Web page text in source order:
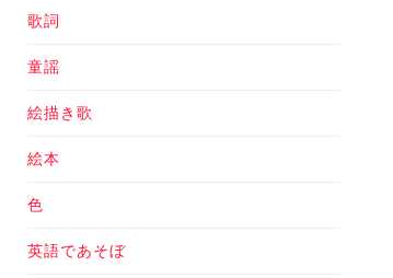
歌詞
童謡
絵描き歌
絵本
色
英語であそぼ